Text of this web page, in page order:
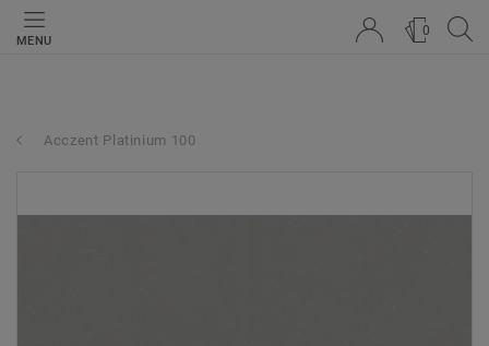
MENU
0
Acczent Platinium 100